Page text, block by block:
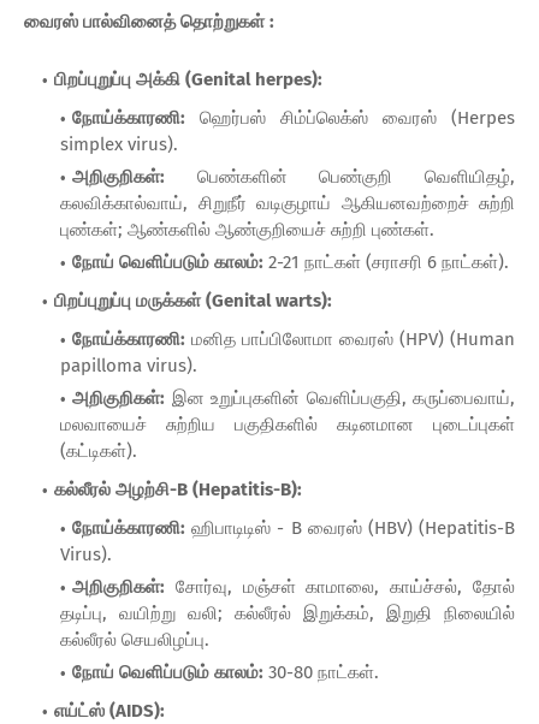
வைரஸ் பால்வினைத் தொற்றுகள் :
பிறப்புறுப்பு அக்கி (Genital herpes):
நோய்க்காரணி: ஹெர்பஸ் சிம்ப்லெக்ஸ் வைரஸ் (Herpes
simplex virus).
அறிகுறிகள்: பெண்களின் பெண்குறி வெளியிதழ்,
கலவிக்கால்வாய், சிறுநீர் வடிகுழாய் ஆகியனவற்றைச் சுற்றி
புண்கள்; ஆண்களில் ஆண்குறியைச் சுற்றி புண்கள்.
நோய் வெளிப்படும் காலம்: 2-21 நாட்கள் (சராசரி 6 நாட்கள்).
பிறப்புறுப்பு மருக்கள் (Genital warts):
நோய்க்காரணி: மனித பாப்பிலோமா வைரஸ் (HPV) (Human
papilloma virus).
அறிகுறிகள்: இன உறுப்புகளின் வெளிப்பகுதி, கருப்பைவாய்,
மலவாயைச் சுற்றிய பகுதிகளில் கடினமான புடைப்புகள்
(கட்டிகள்).
கல்லீரல் அழற்சி-B (Hepatitis-B):
நோய்க்காரணி: ஹிபாடிடிஸ் - B வைரஸ் (HBV) (Hepatitis-B
Virus).
அறிகுறிகள்: சோர்வு, மஞ்சள் காமாலை, காய்ச்சல், தோல்
தடிப்பு, வயிற்று வலி; கல்லீரல் இறுக்கம், இறுதி நிலையில்
கல்லீரல் செயலிழப்பு.
நோய் வெளிப்படும் காலம்: 30-80 நாட்கள்.
எய்ட்ஸ் (AIDS):